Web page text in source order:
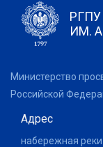
РГПУ
ИМ.
Министерство
Российской
Адрес
набережная реки